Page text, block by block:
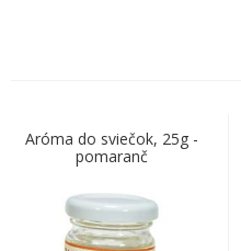
Aróma do sviečok, 25g -
pomaranč